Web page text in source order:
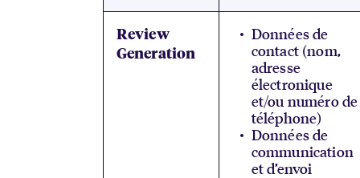
Review
Generation
Données de
contact (nom,
adresse
électronique
et/ou numéro de
téléphone)
Données de
communication
et d’envoi